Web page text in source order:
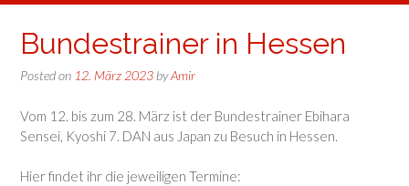
Bundestrainer in Hessen
Posted on 12. März 2023 byAmir
Vom 12. bis zum 28. März ist der Bundestrainer Ebihara
Sensei, Kyoshi 7. DAN aus Japan zu Besuch in Hessen.
Hier findet ihr die jeweiligen Termine: